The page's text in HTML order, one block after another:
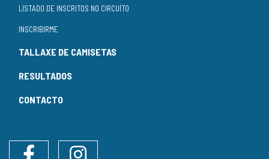
LISTADO DE INSCRITOS NO CIRCUÍTO
INSCRIBIRME
TALLAXE DE CAMISETAS
RESULTADOS
CONTACTO